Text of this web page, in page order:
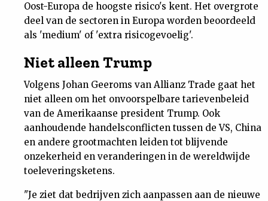
Dossiers
Nieuwsbrief
Oost-Europa de hoogste risico's kent. Het overgrote
deel van de sectoren in Europa worden beoordeeld
als 'medium' of 'extra risicogevoelig'.
Niet alleen Trump
Volgens Johan Geeroms van Allianz Trade gaat het
niet alleen om het onvoorspelbare tarievenbeleid
van de Amerikaanse president Trump. Ook
aanhoudende handelsconflicten tussen de VS, China
en andere grootmachten leiden tot blijvende
onzekerheid en veranderingen in de wereldwijde
toeleveringsketens.
"Je ziet dat bedrijven zich aanpassen aan de nieuwe